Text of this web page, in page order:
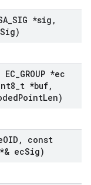
SIG *sig ,
Sig)
EC GROUP *ec
t *buf,
PointLen)
OID ,
const
ecSig)